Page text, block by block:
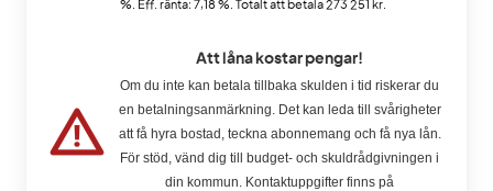
%. Eff. ränta: 7,18 %. Totalt att betala 273 251 kr.
Att låna kostar pengar!
Om du inte kan betala tillbaka skulden i tid riskerar du
en betalningsanmärkning. Det kan leda till svårigheter
att få hyra bostad, teckna abonnemang och få nya lån.
För stöd, vänd dig till budget- och skuldrådgivningen i
din kommun. Kontaktuppgifter finns på